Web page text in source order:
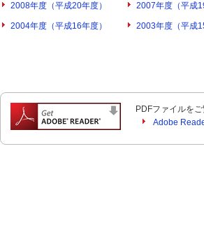
2008年度（平成20年度） 2007年度（平成
2004年度（平成16年度） 2003年度（平成
PDFファイルを
Adobe